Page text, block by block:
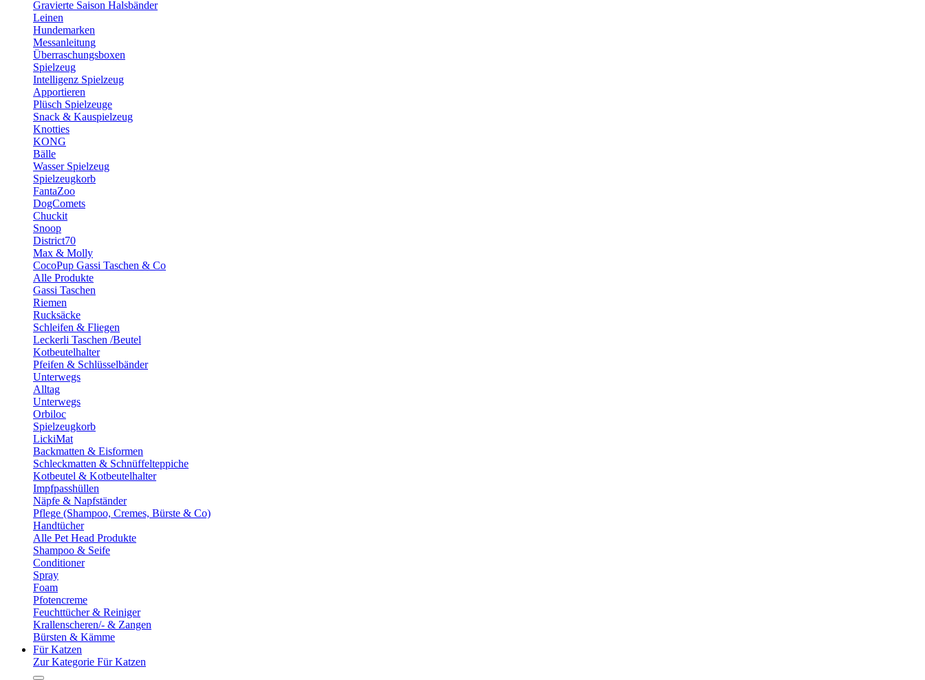
Gravierte Saison Halsbänder
Leinen
Hundemarken
Messanleitung
Überraschungsboxen
Spielzeug
Intelligenz Spielzeug
Apportieren
Plüsch Spielzeuge
Snack & Kauspielzeug
Knotties
KONG
Bälle
Wasser Spielzeug
Spielzeugkorb
FantaZoo
DogComets
Chuckit
Snoop
District70
Max & Molly
CocoPup Gassi Taschen & Co
Alle Produkte
Gassi Taschen
Riemen
Rucksäcke
Schleifen & Fliegen
Leckerli Taschen /Beutel
Kotbeutelhalter
Pfeifen & Schlüsselbänder
Unterwegs
Alltag
Unterwegs
Orbiloc
Spielzeugkorb
LickiMat
Backmatten & Eisformen
Schleckmatten & Schnüffelteppiche
Kotbeutel & Kotbeutelhalter
Impfpasshüllen
Näpfe & Napfständer
Pflege (Shampoo, Cremes, Bürste & Co)
Handtücher
Alle Pet Head Produkte
Shampoo & Seife
Conditioner
Spray
Foam
Pfotencreme
Feuchttücher & Reiniger
Krallenscheren/- & Zangen
Bürsten & Kämme
Für Katzen
Zur Kategorie Für Katzen